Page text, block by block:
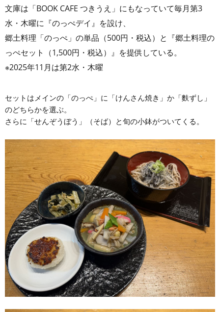
文庫は「BOOK CAFE つきうえ」にもなっていて毎月第3
水・木曜に『のっぺデイ』を設け、
郷土料理「のっぺ」の単品（500円・税込）と『郷土料理の
っぺセット（1,500円・税込）』を提供している。
※2025年11月は第2水・木曜
セットはメインの「のっぺ」に「けんさん焼き」か「麩ずし」
のどちらかを選ぶ。
さらに「せんぞうぼう」（そば）と旬の小鉢がついてくる。